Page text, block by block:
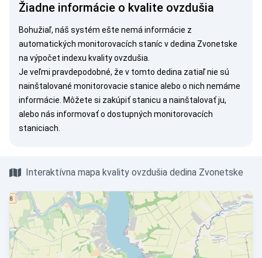
Žiadne informácie o kvalite ovzdušia
Bohužiaľ, náš systém ešte nemá informácie z
automatických monitorovacích staníc v dedina Zvonetske
na výpočet indexu kvality ovzdušia.
Je veľmi pravdepodobné, že v tomto dedina zatiaľ nie sú
nainštalované monitorovacie stanice alebo o nich nemáme
informácie. Môžete si zakúpiť stanicu a nainštalovať ju,
alebo nás informovaťo dostupných monitorovacích
staniciach.
Interaktívna mapa kvality ovzdušia dedina Zvonetske